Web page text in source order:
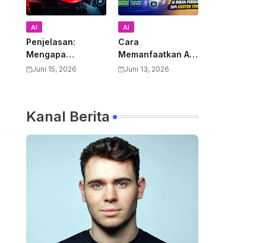
AI
Penjelasan:
Mengapa
Pemerintah AS
Anthropic Claude
Mythos
Juni 15, 2026
AI
Cara
Memanfaatkan AI
untuk Mendukung
Produktivitas dan
Pembelajaran
Juni 13, 2026
Kanal Berita